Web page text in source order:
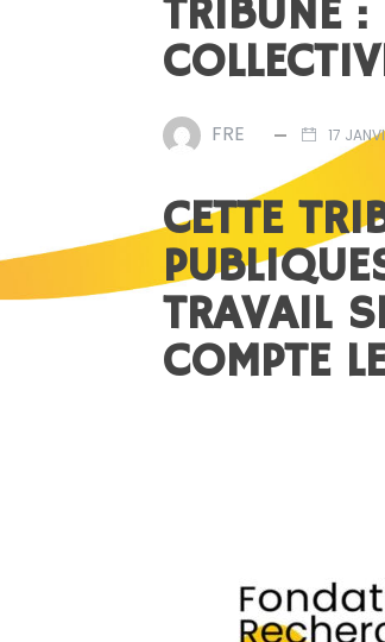
TRIBUNE :
FRE 17
CETTE
TRAVAIL
COMPTE